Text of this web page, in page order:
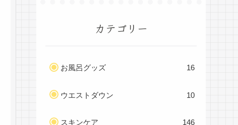
カテゴリー
お風呂グッズ 16
ウエストダウン 10
スキンケア 146